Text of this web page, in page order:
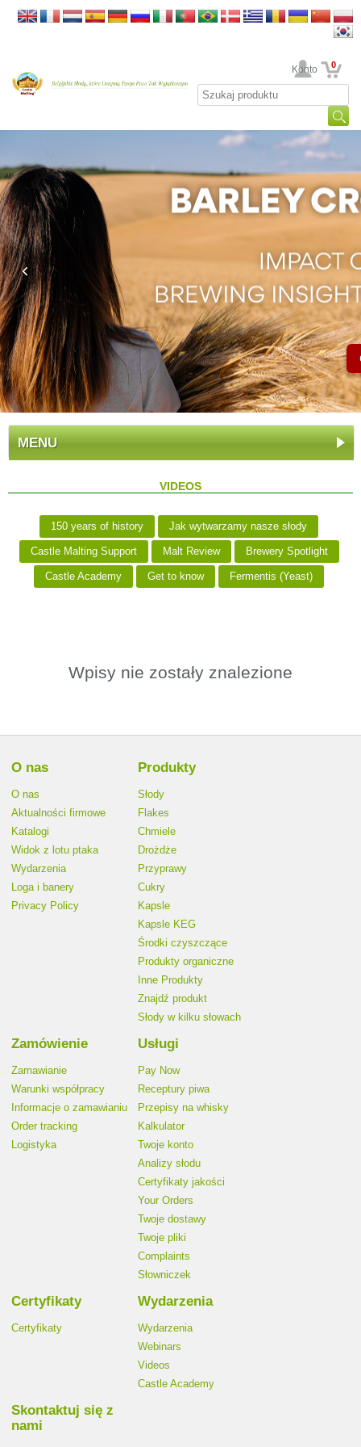
Twoje Konto 0
MENU
VIDEOS
150 years of history Jak wytwarzamy nasze słody
Castle Malting Support Malt Review Brewery Spotlight
Castle Academy Get to know Fermentis (Yeast)
Wpisy nie zostały znalezione
O nas
O nas
Aktualności firmowe
Katalogi
Widok z lotu ptaka
Wydarzenia
Loga i banery
Privacy Policy
Produkty
Słody
Flakes
Chmiele
Drożdże
Przyprawy
Cukry
Kapsle
Kapsle KEG
Środki czyszczące
Produkty organiczne
Inne Produkty
Znajdź produkt
Słody w kilku słowach
Zamówienie
Zamawianie
Warunki współpracy
Informacje o zamawianiu
Order tracking
Logistyka
Usługi
Pay Now
Receptury piwa
Przepisy na whisky
Kalkulator
Twoje konto
Analizy słodu
Certyfikaty jakości
Your Orders
Twoje dostawy
Twoje pliki
Complaints
Słowniczek
Certyfikaty
Certyfikaty
Wydarzenia
Wydarzenia
Webinars
Videos
Castle Academy
Skontaktuj się z
nami